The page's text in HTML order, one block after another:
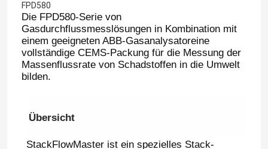
FPD580
Die FPD580-Serie von
Gasdurchflussmesslösungen in Kombination mit
einem geeigneten ABB-Gasanalysatoreine
vollständige CEMS-Packung für die Messung der
Massenflussrate von Schadstoffen in die Umwelt
bilden.
Übersicht
StackFlowMaster ist ein spezielles Stack-